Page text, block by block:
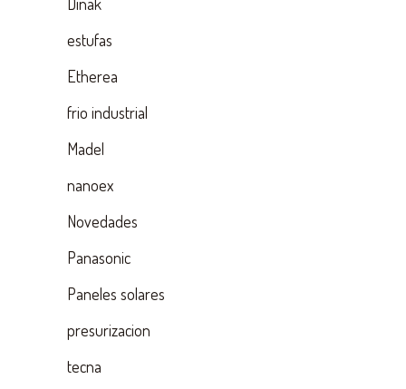
estufas
Etherea
frio industrial
Madel
nanoex
Novedades
Panasonic
Paneles solares
presurizacion
tecna